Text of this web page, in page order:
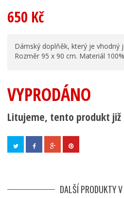
650 Kč
Dámský doplňěk, který je vhodný
Rozměr 95 x 90 cm. Materiál
VYPRODÁNO
Litujeme, tento produkt již
DALŠÍ PRODUKTY